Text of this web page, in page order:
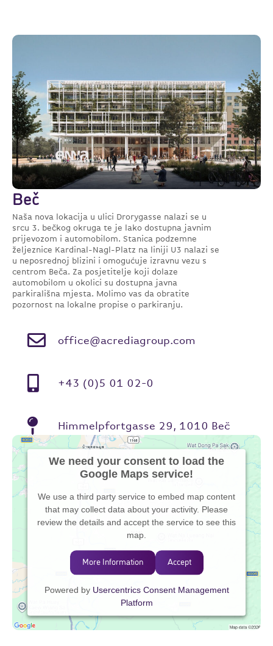
Beč
Naša nova lokacija u ulici Drorygasse nalazi se u
srcu 3. bečkog okruga te je lako dostupna javnim
prijevozom i automobilom. Stanica podzemne
željeznice Kardinal-Nagl-Platz na liniji U3 nalazi se
u neposrednoj blizini i omogućuje izravnu vezu s
centrom Beča. Za posjetitelje koji dolaze
automobilom u okolici su dostupna javna
parkirališna mjesta. Molimo vas da obratite
pozornost na lokalne propise o parkiranju.
office@acrediagroup.com
+43 (0)5 01 02-0
Himmelpfortgasse 29, 1010 Beč
We need your consent to load the
Google Maps service!
We use a third party service to embed map content
that may collect data about your activity. Please
review the details and accept the service to see this
map.
More Information Accept
Powered by Usercentrics Consent Management
Platform